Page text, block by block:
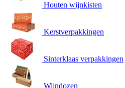
Houten wijnkisten
Kerstverpakkingen
Sinterklaas verpakkingen
Wijndozen